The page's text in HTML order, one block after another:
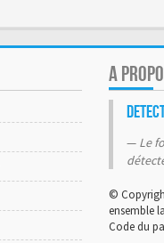
A
Le
©
ensemble
Code du